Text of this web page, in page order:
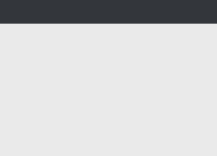
Свадьба